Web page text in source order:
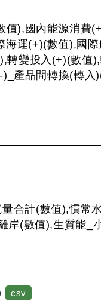
值),國內能源消
海運(+)(數值),國
變投入(+)(數值
產品間轉換(轉入
合計(數值),慣常
岸(數值),生質能_
csv